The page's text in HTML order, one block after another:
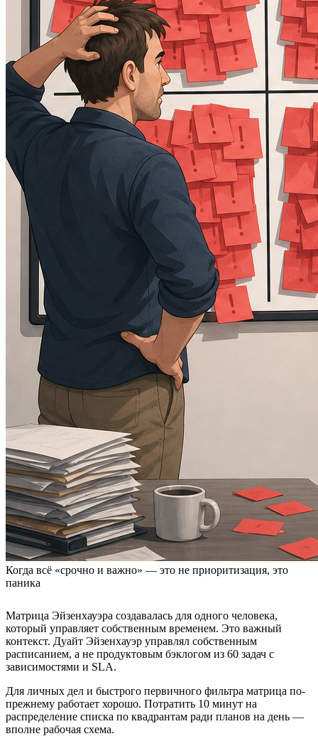
Когда всё «срочно и важно» — это не приоритизация, это
паника
Матрица Эйзенхауэра создавалась для одного человека,
который управляет собственным временем. Это важный
контекст. Дуайт Эйзенхауэр управлял собственным
расписанием, а не продуктовым бэклогом из 60 задач с
зависимостями и SLA.
Для личных дел и быстрого первичного фильтра матрица по-
прежнему работает хорошо. Потратить 10 минут на
распределение списка по квадрантам ради планов на день —
вполне рабочая схема.